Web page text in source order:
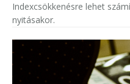
Indexcsökkenésre lehet
nyitásakor.